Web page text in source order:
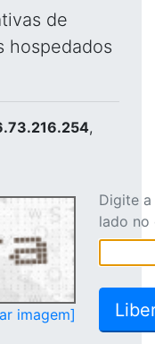
de
hospedados
,
imagem]
Digite
lado no